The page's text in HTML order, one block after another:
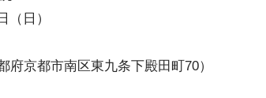
（日）
府京都市南区東九条下殿田町70）